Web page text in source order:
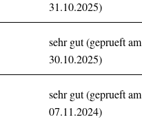
31.10.2025)
sehr gut (geprueft am
30.10.2025)
sehr gut (geprueft am
07.11.2024)